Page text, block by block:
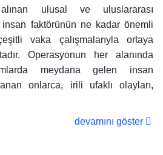
ulusal ve uluslararası
faktörünün ne kadar önemli
vaka çalışmalarıyla ortaya
Operasyonun her alanında
meydana gelen insan
onlarca, irili ufaklı olayları,
devamını göster